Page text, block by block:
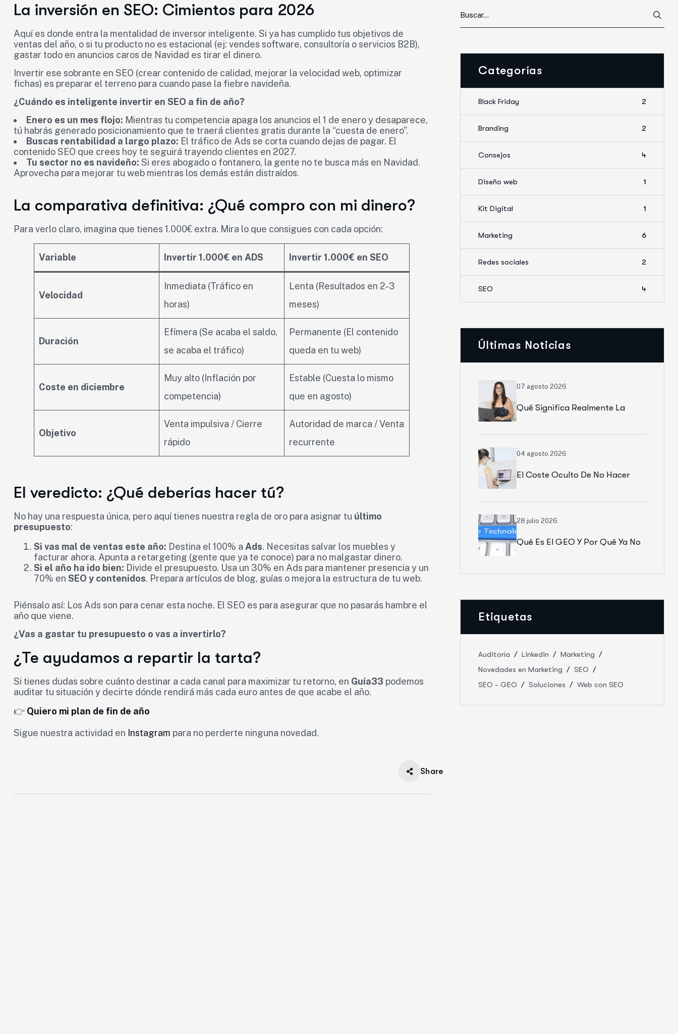
La inversión en SEO: Cimientos para 2026
Aquí es donde entra la mentalidad de inversor inteligente. Si ya has cumplido tus objetivos de
ventas del año, o si tu producto no es estacional (ej: vendes software, consultoría o servicios B2B),
gastar todo en anuncios caros de Navidad es tirar el dinero.
Invertir ese sobrante en SEO (crear contenido de calidad, mejorar la velocidad web, optimizar
fichas) es preparar el terreno para cuando pase la fiebre navideña.
¿Cuándo es inteligente invertir en SEO a fin de año?
Enero es un mes flojo: Mientras tu competencia apaga los anuncios el 1 de enero y desaparece,
tú habrás generado posicionamiento que te traerá clientes gratis durante la “cuesta de enero”.
Buscas rentabilidad a largo plazo: El tráfico de Ads se corta cuando dejas de pagar. El
contenido SEO que crees hoy te seguirá trayendo clientes en 2027.
Tu sector no es navideño: Si eres abogado o fontanero, la gente no te busca más en Navidad.
Aprovecha para mejorar tu web mientras los demás están distraídos.
La comparativa definitiva: ¿Qué compro con mi dinero?
Para verlo claro, imagina que tienes 1.000€ extra. Mira lo que consigues con cada opción:
Variable Invertir 1.000€ en ADS Invertir 1.000€ en SEO
Velocidad
Inmediata (Tráfico en
horas)
Lenta (Resultados en 2-3
meses)
Duración
Efímera (Se acaba el saldo,
se acaba el tráfico)
Permanente (El contenido
queda en tu web)
Coste en diciembre
Muy alto (Inflación por
competencia)
Estable (Cuesta lo mismo
que en agosto)
Objetivo
Venta impulsiva / Cierre
rápido
Autoridad de marca / Venta
recurrente
El veredicto: ¿Qué deberías hacer tú?
No hay una respuesta única, pero aquí tienes nuestra regla de oro para asignar tu último
presupuesto:
Si vas mal de ventas este año: Destina el 100% a Ads. Necesitas salvar los muebles y
facturar ahora. Apunta a retargeting (gente que ya te conoce) para no malgastar dinero.
Si el año ha ido bien: Divide el presupuesto. Usa un 30% en Ads para mantener presencia y un
70% en SEO y contenidos. Prepara artículos de blog, guías o mejora la estructura de tu web.
Piénsalo así: Los Ads son para cenar esta noche. El SEO es para asegurar que no pasarás hambre el
año que viene.
¿Vas a gastar tu presupuesto o vas a invertirlo?
¿Te ayudamos a repartir la tarta?
Si tienes dudas sobre cuánto destinar a cada canal para maximizar tu retorno, en Guía33 podemos
auditar tu situación y decirte dónde rendirá más cada euro antes de que acabe el año.
👉 Quiero mi plan de fin de año
Sigue nuestra actividad en Instagram para no perderte ninguna novedad.
Share
Categorías
Black Friday 2
Branding 2
Consejos 4
Diseño web 1
Kit Digital 1
Marketing 6
Redes sociales 2
SEO 4
Últimas Noticias
07 agosto 2026
Qué Significa Realmente La
04 agosto 2026
El Coste Oculto De No Hacer
28 julio 2026
Qué Es El GEO Y Por Qué Ya No
Etiquetas
Auditoría Linkedin
Marketing
Novedades en Marketing
SEO
SEO - GEO
Soluciones Web con SEO